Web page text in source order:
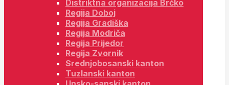
Distriktna organizacija Brčko
Regija Doboj
Regija Gradiška
Regija Modriča
Regija Prijedor
Regija Zvornik
Srednjobosanski kanton
Tuzlanski kanton